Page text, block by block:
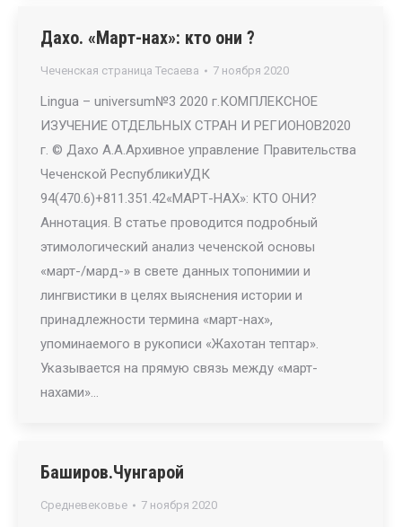
Дахо. «Март-нах»: кто они ?
Чеченская страница Тесаева 7 ноября 2020
Lingua – universum№3 2020 г.КОМПЛЕКСНОЕ
ИЗУЧЕНИЕ ОТДЕЛЬНЫХ СТРАН И РЕГИОНОВ2020
г. © Дахо А.А.Архивное управление Правительства
Чеченской РеспубликиУДК
94(470.6)+811.351.42«МАРТ-НАХ»: КТО ОНИ?
Аннотация. В статье проводится подробный
этимологический анализ чеченской основы
«март-/мард-» в свете данных топонимии и
лингвистики в целях выяснения истории и
принадлежности термина «март-нах»,
упоминаемого в рукописи «Жахотан тептар».
Указывается на прямую связь между «март-
нахами»…
Баширов.Чунгарой
Средневековье 7 ноября 2020